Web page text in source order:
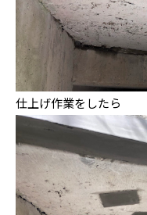
仕上げ作業をしたら